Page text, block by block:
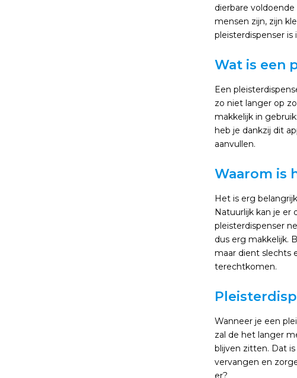
dierbare
mensen zijn, zijn
pleisterdispenser
Wat is een
Een
zo niet langer op
makkelijk in
heb je dankzij dit
aanvullen.
Waarom is
Het is erg
Natuurlijk kan je er
pleisterdispenser
dus erg makkelijk.
maar dient slechts
terechtkomen.
Wanneer je een
zal de het langer
blijven zitten. Dat
vervangen en
er?